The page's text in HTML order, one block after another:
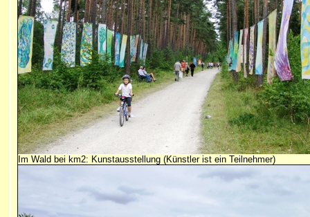
Im Wald bei km2: Kunstausstellung (Künstler ist ein Teilnehmer)